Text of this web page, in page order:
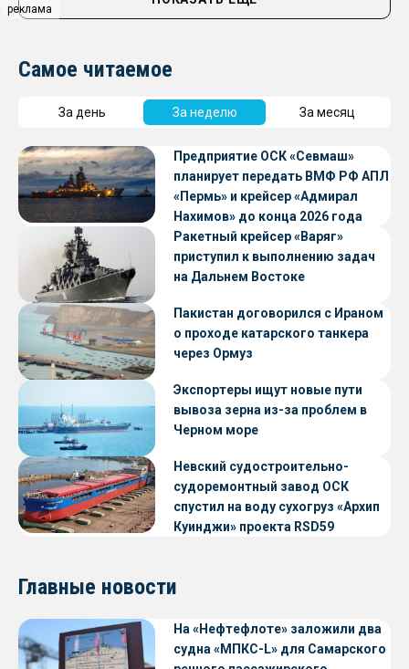
реклама
Самое читаемое
За день За неделю За месяц
Предприятие ОСК «Севмаш»
планирует передать ВМФ РФ АПЛ
«Пермь» и крейсер «Адмирал
Нахимов» до конца 2026 года
Ракетный крейсер «Варяг»
приступил к выполнению задач
на Дальнем Востоке
Пакистан договорился с Ираном
о проходе катарского танкера
через Ормуз
Экспортеры ищут новые пути
вывоза зерна из-за проблем в
Черном море
Невский судостроительно-
судоремонтный завод ОСК
спустил на воду сухогруз «Архип
Куинджи» проекта RSD59
Главные новости
На «Нефтефлоте» заложили два
судна «МПКС-L» для Самарского